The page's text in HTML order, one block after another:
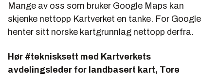
Mange av oss som bruker Google Maps kan
skjenke nettopp Kartverket en tanke. For Google
henter sitt norske kartgrunnlag nettopp derfra.
Hør #teknisksett med Kartverkets
avdelingsleder for landbasert kart, Tore